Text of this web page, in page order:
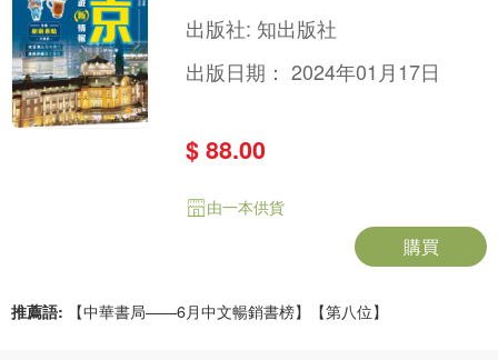
出版社: 知出版社
出版日期：2024年01月17日
$ 88.00
由一本供貨
購買
推薦語: 【中華書局——6月中文暢銷書榜】【第八位】